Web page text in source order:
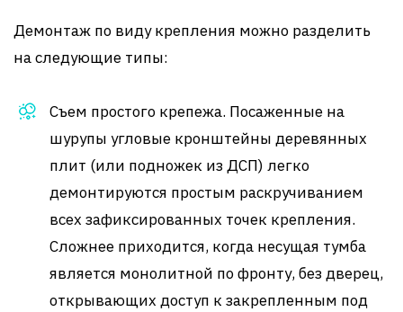
Демонтаж по виду крепления можно разделить
на следующие типы:
Съем простого крепежа. Посаженные на
шурупы угловые кронштейны деревянных
плит (или подножек из ДСП) легко
демонтируются простым раскручиванием
всех зафиксированных точек крепления.
Сложнее приходится, когда несущая тумба
является монолитной по фронту, без дверец,
открывающих доступ к закрепленным под